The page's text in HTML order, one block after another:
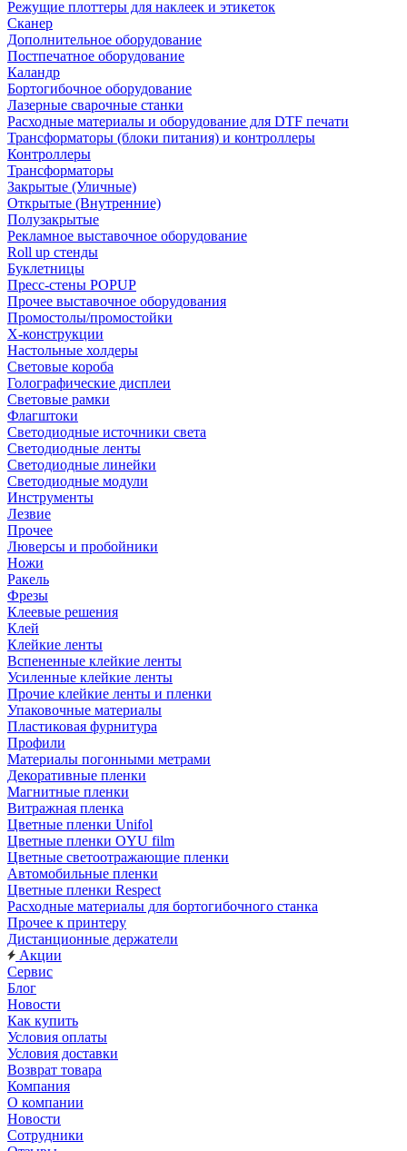
Режущие плоттеры для наклеек и этикеток
Сканер
Дополнительное оборудование
Постпечатное оборудование
Каландр
Бортогибочное оборудование
Лазерные сварочные станки
Расходные материалы и оборудование для DTF печати
Трансформаторы (блоки питания) и контроллеры
Контроллеры
Трансформаторы
Закрытые (Уличные)
Открытые (Внутренние)
Полузакрытые
Рекламное выставочное оборудование
Roll up стенды
Буклетницы
Пресс-стены POPUP
Прочее выставочное оборудования
Промостолы/промостойки
Х-конструкции
Настольные холдеры
Световые короба
Голографические дисплеи
Световые рамки
Флагштоки
Светодиодные источники света
Светодиодные ленты
Светодиодные линейки
Светодиодные модули
Инструменты
Лезвие
Прочее
Люверсы и пробойники
Ножи
Ракель
Фрезы
Клеевые решения
Клей
Клейкие ленты
Вспененные клейкие ленты
Усиленные клейкие ленты
Прочие клейкие ленты и пленки
Упаковочные материалы
Пластиковая фурнитура
Профили
Материалы погонными метрами
Декоративные пленки
Магнитные пленки
Витражная пленка
Цветные пленки Unifol
Цветные пленки OYU film
Цветные светоотражающие пленки
Автомобильные пленки
Цветные пленки Respect
Расходные материалы для бортогибочного станка
Прочее к принтеру
Дистанционные держатели
Акции
Сервис
Блог
Новости
Как купить
Условия оплаты
Условия доставки
Возврат товара
Компания
О компании
Новости
Сотрудники